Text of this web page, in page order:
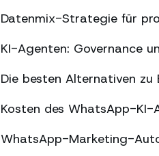
Datenmix-Strategie für
KI-Agenten: Governance
Die besten Alternativen zu
Kosten des WhatsApp-
WhatsApp-Marketing-